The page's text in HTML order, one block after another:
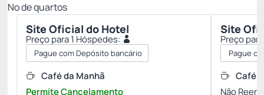
Nº de quartos
Site Oficial do Hotel
Preço para 1 Hóspedes:
Pague com Depósito bancário
Café da Manhã
Permite Cancelamento
Site
Preço
Pague
Café
Não